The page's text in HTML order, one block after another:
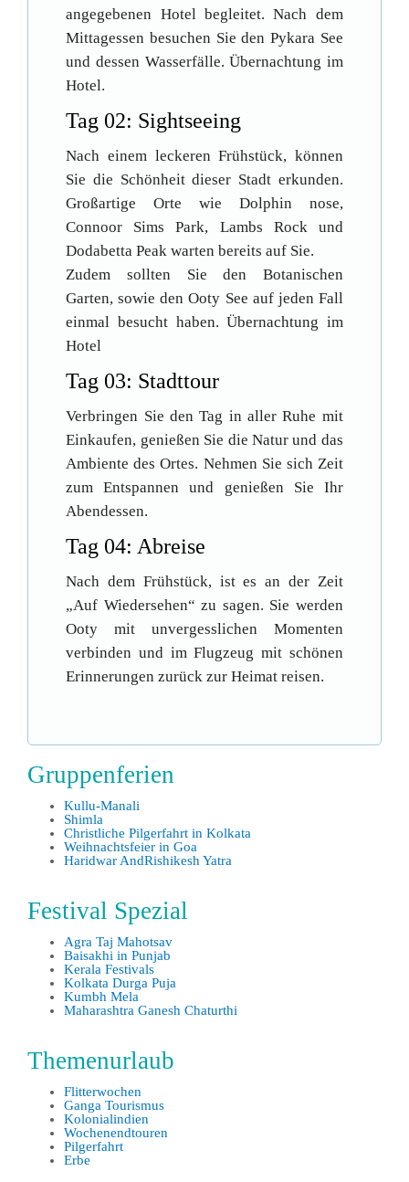
angegebenen Hotel begleitet. Nach dem
Mittagessen besuchen Sie den Pykara See
und dessen Wasserfälle. Übernachtung im
Hotel.
Tag 02: Sightseeing
Nach einem leckeren Frühstück, können
Sie die Schönheit dieser Stadt erkunden.
Großartige Orte wie Dolphin nose,
Connoor Sims Park, Lambs Rock und
Dodabetta Peak warten bereits auf Sie.
Zudem sollten Sie den Botanischen
Garten, sowie den Ooty See auf jeden Fall
einmal besucht haben. Übernachtung im
Hotel
Tag 03: Stadttour
Verbringen Sie den Tag in aller Ruhe mit
Einkaufen, genießen Sie die Natur und das
Ambiente des Ortes. Nehmen Sie sich Zeit
zum Entspannen und genießen Sie Ihr
Abendessen.
Tag 04: Abreise
Nach dem Frühstück, ist es an der Zeit
„Auf Wiedersehen“ zu sagen. Sie werden
Ooty mit unvergesslichen Momenten
verbinden und im Flugzeug mit schönen
Erinnerungen zurück zur Heimat reisen.
Gruppenferien
Kullu-Manali
Shimla
Christliche Pilgerfahrt in Kolkata
Weihnachtsfeier in Goa
Haridwar AndRishikesh Yatra
Festival Spezial
Agra Taj Mahotsav
Baisakhi in Punjab
Kerala Festivals
Kolkata Durga Puja
Kumbh Mela
Maharashtra Ganesh Chaturthi
Themenurlaub
Flitterwochen
Ganga Tourismus
Kolonialindien
Wochenendtouren
Pilgerfahrt
Erbe